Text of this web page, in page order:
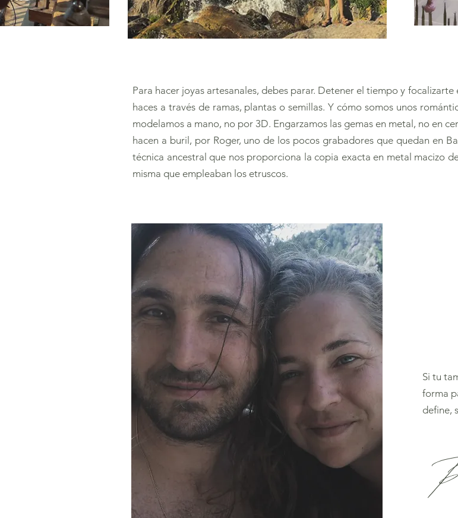
Para hacer joyas artesanales, debes parar. Detener el tiempo y
haces a través de ramas, plantas o semillas. Y cómo somos unos
modelamos a mano, no por 3D. Engarzamos las gemas en metal, no en
hacen a buril, por Roger, uno de los pocos grabadores que quedan en
técnica ancestral que nos proporciona la copia exacta en metal macizo
misma que empleaban los etruscos.
Si tu
forma
define,